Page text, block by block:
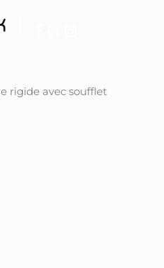
rigide avec soufflet